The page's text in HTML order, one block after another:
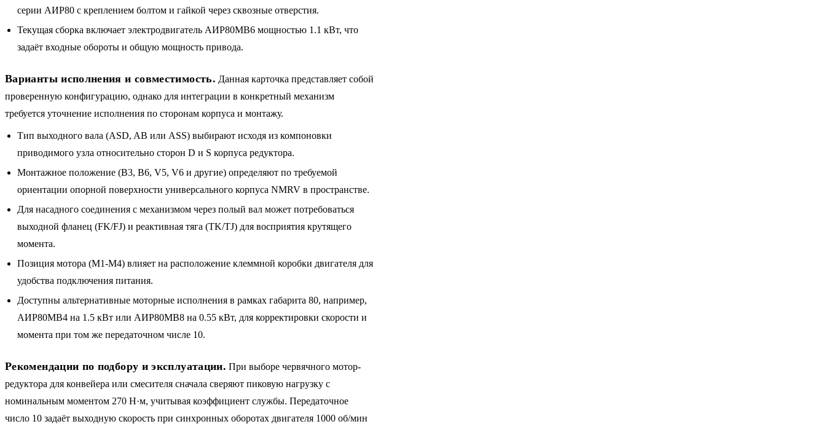
серии АИР80 с креплением болтом и гайкой через сквозные отверстия.
Текущая сборка включает электродвигатель АИР80MB6 мощностью 1.1 кВт, что
задаёт входные обороты и общую мощность привода.
Варианты исполнения и совместимость. Данная карточка представляет собой
проверенную конфигурацию, однако для интеграции в конкретный механизм
требуется уточнение исполнения по сторонам корпуса и монтажу.
Тип выходного вала (ASD, AB или ASS) выбирают исходя из компоновки
приводимого узла относительно сторон D и S корпуса редуктора.
Монтажное положение (B3, B6, V5, V6 и другие) определяют по требуемой
ориентации опорной поверхности универсального корпуса NMRV в пространстве.
Для насадного соединения с механизмом через полый вал может потребоваться
выходной фланец (FK/FJ) и реактивная тяга (TK/TJ) для восприятия крутящего
момента.
Позиция мотора (M1-M4) влияет на расположение клеммной коробки двигателя для
удобства подключения питания.
Доступны альтернативные моторные исполнения в рамках габарита 80, например,
АИР80MB4 на 1.5 кВт или АИР80MB8 на 0.55 кВт, для корректировки скорости и
момента при том же передаточном числе 10.
Рекомендации по подбору и эксплуатации. При выборе червячного мотор-
редуктора для конвейера или смесителя сначала сверяют пиковую нагрузку с
номинальным моментом 270 Н·м, учитывая коэффициент службы. Передаточное
число 10 задаёт выходную скорость при синхронных оборотах двигателя 1000 об/мин